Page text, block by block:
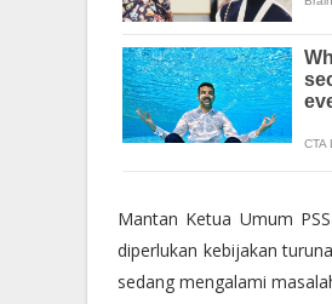
Mantan Ketua Umum
diperlukan kebijakan
sedang mengalami